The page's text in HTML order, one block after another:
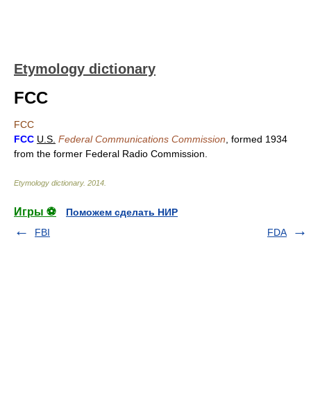
Etymology dictionary
FCC
FCC
FCC U.S. Federal Communications Commission , formed 1934
from the former Federal Radio Commission.
Etymology dictionary. 2014
Игры ⚽
Поможем сделать НИР
FBI
FDA